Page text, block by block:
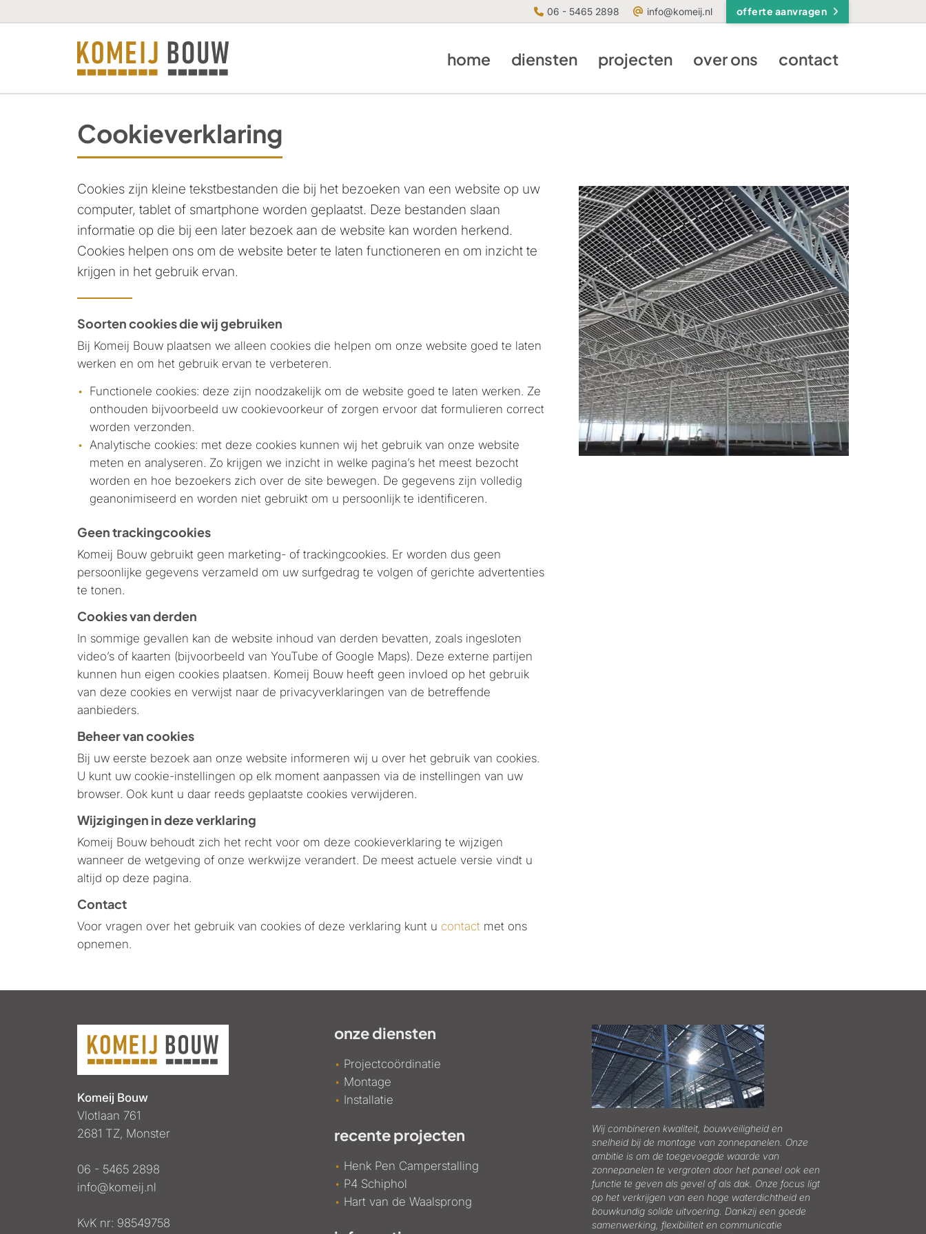
06 - 5465 2898 info@komeij.nl offerte aanvragen
home diensten projecten over ons contact
Cookieverklaring
Cookies zijn kleine tekstbestanden die bij het bezoeken van een website op uw
computer, tablet of smartphone worden geplaatst. Deze bestanden slaan
informatie op die bij een later bezoek aan de website kan worden herkend.
Cookies helpen ons om de website beter te laten functioneren en om inzicht te
krijgen in het gebruik ervan.
Soorten cookies die wij gebruiken
Bij Komeij Bouw plaatsen we alleen cookies die helpen om onze website goed te laten
werken en om het gebruik ervan te verbeteren.
Functionele cookies: deze zijn noodzakelijk om de website goed te laten werken. Ze
onthouden bijvoorbeeld uw cookievoorkeur of zorgen ervoor dat formulieren correct
worden verzonden.
Analytische cookies: met deze cookies kunnen wij het gebruik van onze website
meten en analyseren. Zo krijgen we inzicht in welke pagina’s het meest bezocht
worden en hoe bezoekers zich over de site bewegen. De gegevens zijn volledig
geanonimiseerd en worden niet gebruikt om u persoonlijk te identificeren.
Geen trackingcookies
Komeij Bouw gebruikt geen marketing- of trackingcookies. Er worden dus geen
persoonlijke gegevens verzameld om uw surfgedrag te volgen of gerichte advertenties
te tonen.
Cookies van derden
In sommige gevallen kan de website inhoud van derden bevatten, zoals ingesloten
video’s of kaarten (bijvoorbeeld van YouTube of Google Maps). Deze externe partijen
kunnen hun eigen cookies plaatsen. Komeij Bouw heeft geen invloed op het gebruik
van deze cookies en verwijst naar de privacyverklaringen van de betreffende
aanbieders.
Beheer van cookies
Bij uw eerste bezoek aan onze website informeren wij u over het gebruik van cookies.
U kunt uw cookie-instellingen op elk moment aanpassen via de instellingen van uw
browser. Ook kunt u daar reeds geplaatste cookies verwijderen.
Wijzigingen in deze verklaring
Komeij Bouw behoudt zich het recht voor om deze cookieverklaring te wijzigen
wanneer de wetgeving of onze werkwijze verandert. De meest actuele versie vindt u
altijd op deze pagina.
Contact
Voor vragen over het gebruik van cookies of deze verklaring kunt u contact met ons
opnemen.
Komeij Bouw
Vlotlaan 761
2681 TZ, Monster
06 - 5465 2898
info@komeij.nl
KvK nr: 98549758
onze diensten
• Projectcoördinatie
• Montage
• Installatie
recente projecten
• Henk Pen Camperstalling
• P4 Schiphol
• Hart van de Waalsprong
Wij combineren kwaliteit, bouwveiligheid en
snelheid bij de montage van zonnepanelen. Onze
ambitie is om de toegevoegde waarde van
zonnepanelen te vergroten door het paneel ook een
functie te geven als gevel of als dak. Onze focus ligt
op het verkrijgen van een hoge waterdichtheid en
bouwkundig solide uitvoering. Dankzij een goede
samenwerking, flexibiliteit en communicatie